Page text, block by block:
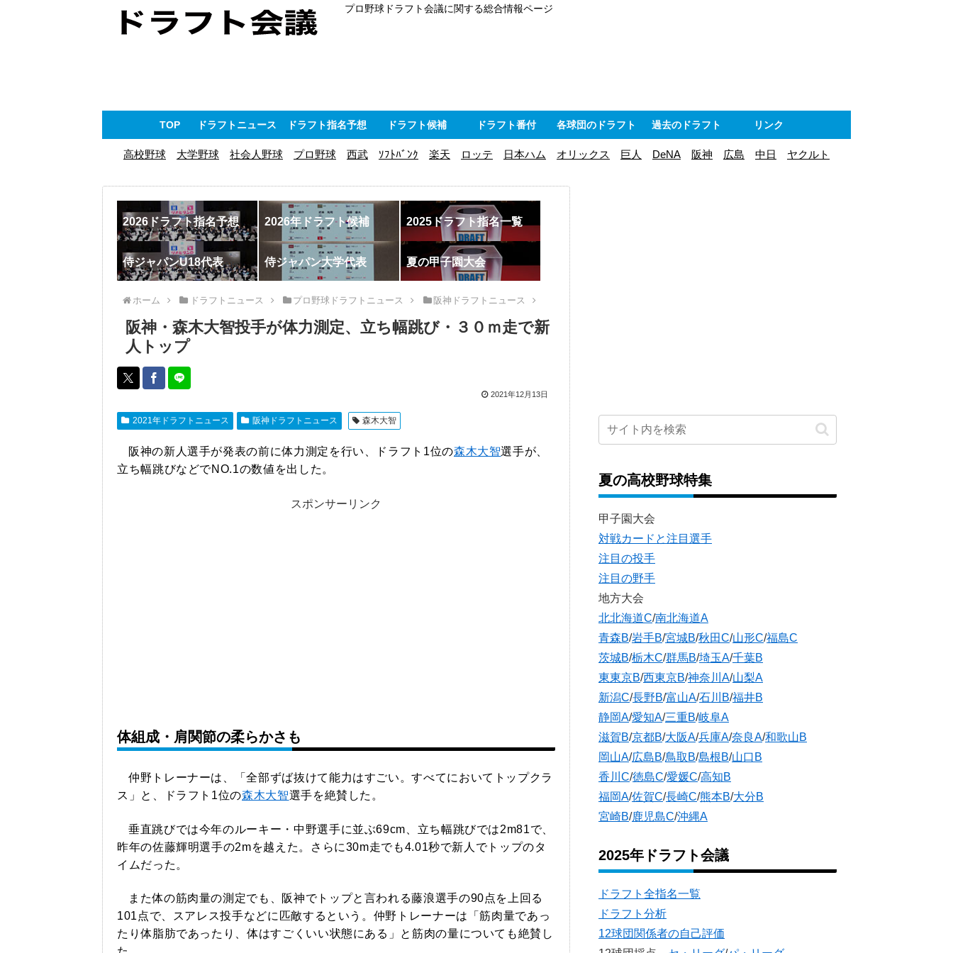
プロ野球ドラフト会議に関する総合情報ページ
TOP ドラフトニュース ドラフト指名予想 ドラフト候補 ドラフト番付 各球団のドラフト 過去のドラフト リンク
高校野球 大学野球 社会人野球 プロ野球 西武 ｿﾌﾄﾊﾞﾝｸ 楽天 ロッテ 日本ハム オリックス 巨人 DeNA 阪神 広島 中日 ヤクルト
2026ドラフト指名予想 2026年ドラフト候補 2025ドラフト指名一覧
侍ジャパンU18代表 侍ジャパン大学代表 夏の甲子園大会
ホーム ドラフトニュース プロ野球ドラフトニュース 阪神ドラフトニュース
阪神・森木大智投手が体力測定、立ち幅跳び・３０ｍ走で新
人トップ
2021年12月13日
2021年ドラフトニュース 阪神ドラフトニュース 森木大智
阪神の新人選手が発表の前に体力測定を行い、ドラフト1位の森木大智選手が、
立ち幅跳びなどでNO.1の数値を出した。
スポンサーリンク
体組成・肩関節の柔らかさも
仲野トレーナーは、「全部ずば抜けて能力はすごい。すべてにおいてトップクラ
ス」と、ドラフト1位の森木大智選手を絶賛した。
垂直跳びでは今年のルーキー・中野選手に並ぶ69cm、立ち幅跳びでは2m81で、
昨年の佐藤輝明選手の2mを越えた。さらに30m走でも4.01秒で新人でトップのタ
イムだった。
また体の筋肉量の測定でも、阪神でトップと言われる藤浪選手の90点を上回る
101点で、スアレス投手などに匹敵するという。仲野トレーナーは「筋肉量であっ
たり体脂肪であったり、体はすごくいい状態にある」と筋肉の量についても絶賛し
夏の高校野球特集
甲子園大会
対戦カードと注目選手
注目の投手
注目の野手
地方大会
北北海道C/南北海道A
青森B/岩手B/宮城B/秋田C/山形C/福島C
茨城B/栃木C/群馬B/埼玉A/千葉B
東東京B/西東京B/神奈川A/山梨A
新潟C/長野B/富山A/石川B/福井B
静岡A/愛知A/三重B/岐阜A
滋賀B/京都B/大阪A/兵庫A/奈良A/和歌山B
岡山A/広島B/鳥取B/島根B/山口B
香川C/徳島C/愛媛C/高知B
福岡A/佐賀C/長崎C/熊本B/大分B
宮崎B/鹿児島C/沖縄A
2025年ドラフト会議
ドラフト全指名一覧
ドラフト分析
12球団関係者の自己評価